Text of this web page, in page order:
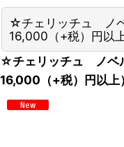
☆チェリッチュ ノ
16,000（+税）円以
☆チェリッチュ ノベ
16,000（+税）円以